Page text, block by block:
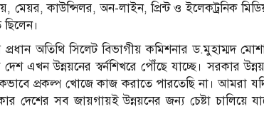
মেয়র, কাউন্সিলর, অন-লাইন, প্রিন্ট ও ইলেকট্রনিক
অতিথি সিলেট বিভাগীয় কমিশনার ড.মুহাম্মদ
দেশ এখন উন্নয়নের স্বর্নশিখরে পৌঁছে যাচ্ছে। সরকার
প্রকল্প খোজে কাজ করাতে পারতেছি না। আমরা
দেশের সব জায়গায়ই উন্নয়নের জন্য চেষ্টা